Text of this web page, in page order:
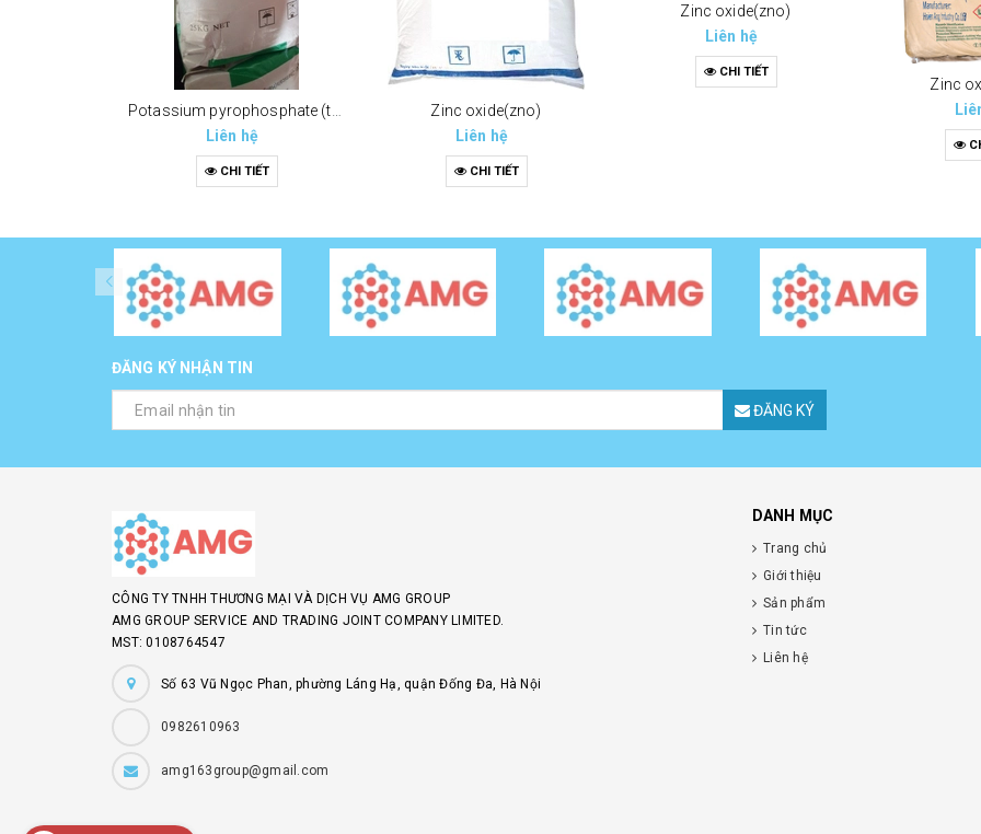
Liên hệ
CHI TIẾT
Zinc oxide(zno)
Liên hệ
CHI TIẾT
Zinc oxide(zno)
Liên hệ
CHI TIẾT
Zinc
ĐĂNG KÝ NHẬN TIN
ĐĂNG KÝ
CÔNG TY TNHH THƯƠNG MẠI VÀ DỊCH VỤ AMG GROUP
AMG GROUP SERVICE AND TRADING JOINT COMPANY LIMITED.
MST: 0108764547
Số 63 Vũ Ngọc Phan, phường Láng Hạ, quận Đống Đa, Hà Nội
0982610963
amg163group@gmail.com
DANH MỤC
Trang chủ
Giới thiệu
Sản phẩm
Tin tức
Liên hệ